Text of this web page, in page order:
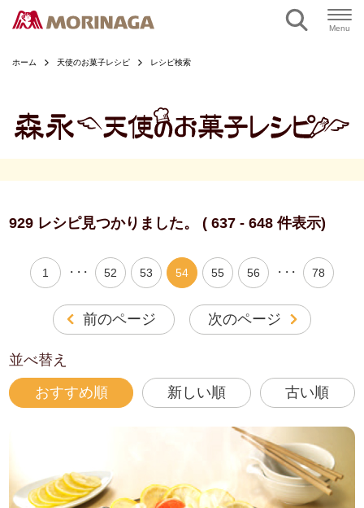
Menu
ホーム 天使のお菓子レシピ レシピ検索
929 レシピ見つかりました。 ( 637 - 648 件表示)
前のページ
1 ・・・ 52 53 54 55 56 ・・・ 78
次のページ
並べ替え
おすすめ順 新しい順 古い順